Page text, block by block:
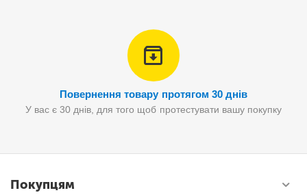
Повернення товару протягом 30 днів
У вас є 30 днів, для того щоб протестувати вашу покупку
Покупцям